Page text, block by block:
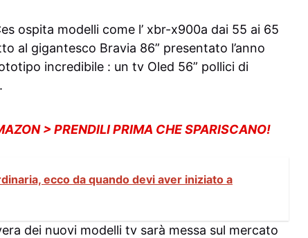
ospita modelli come l’ xbr-x900a dai 55 ai 65
al gigantesco Bravia 86” presentato l’anno
incredibile : un tv Oled 56” pollici di
> PRENDILI PRIMA CHE SPARISCANO!
ecco da quando devi aver iniziato a
dei nuovi modelli tv sarà messa sul mercato